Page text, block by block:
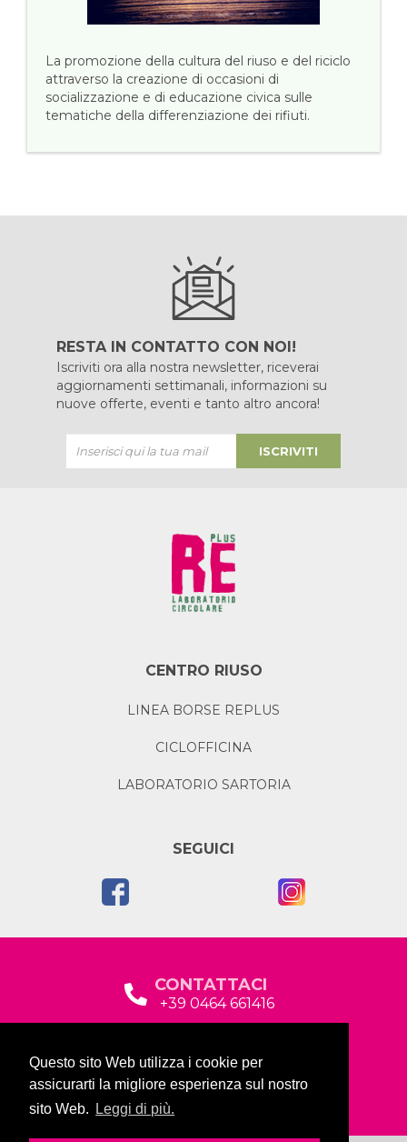
Questo sito Web utilizza i cookie per
assicurarti la migliore esperienza sul nostro
sito Web.
Leggi di più.
La promozione della cultura del riuso e del riciclo
attraverso la creazione di occasioni di
socializzazione e di educazione civica sulle
tematiche della differenziazione dei rifiuti.
RESTA IN CONTATTO CON NOI!
Iscriviti ora alla nostra newsletter, riceverai
aggiornamenti settimanali, informazioni su
nuove offerte, eventi e tanto altro ancora!
ISCRIVITI
CENTRO RIUSO
LINEA BORSE REPLUS
CICLOFFICINA
LABORATORIO SARTORIA
SEGUICI
CONTATTACI
+39 0464 661416
Via Baltera, 19
38066 Riva del Garda (TN)